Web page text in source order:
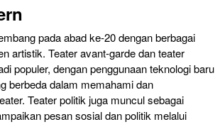
pada abad ke-20 dengan berbagai
artistik. Teater avant-garde dan teater
populer, dengan penggunaan teknologi baru
berbeda dalam memahami dan
Teater politik juga muncul sebagai
pesan sosial dan politik melalui